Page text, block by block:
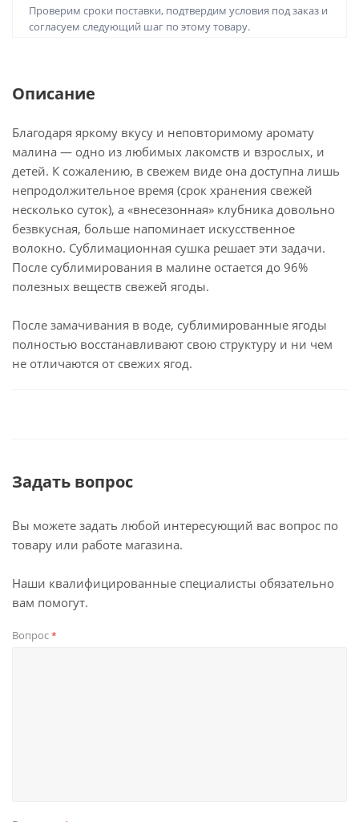
Проверим сроки поставки, подтвердим условия под заказ и
согласуем следующий шаг по этому товару.
Описание
Благодаря яркому вкусу и неповторимому аромату
малина — одно из любимых лакомств и взрослых, и
детей. К сожалению, в свежем виде она доступна лишь
непродолжительное время (срок хранения свежей
несколько суток), а «внесезонная» клубника довольно
безвкусная, больше напоминает искусственное
волокно. Сублимационная сушка решает эти задачи.
После сублимирования в малине остается до 96%
полезных веществ свежей ягоды.
После замачивания в воде, сублимированные ягоды
полностью восстанавливают свою структуру и ни чем
не отличаются от свежих ягод.
Задать вопрос
Вы можете задать любой интересующий вас вопрос по
товару или работе магазина.
Наши квалифицированные специалисты обязательно
вам помогут.
Вопрос*